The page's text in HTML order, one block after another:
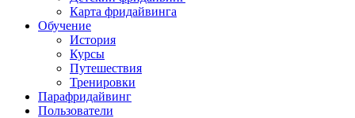
Карта фридайвинга
Обучение
История
Курсы
Путешествия
Тренировки
Парафридайвинг
Пользователи